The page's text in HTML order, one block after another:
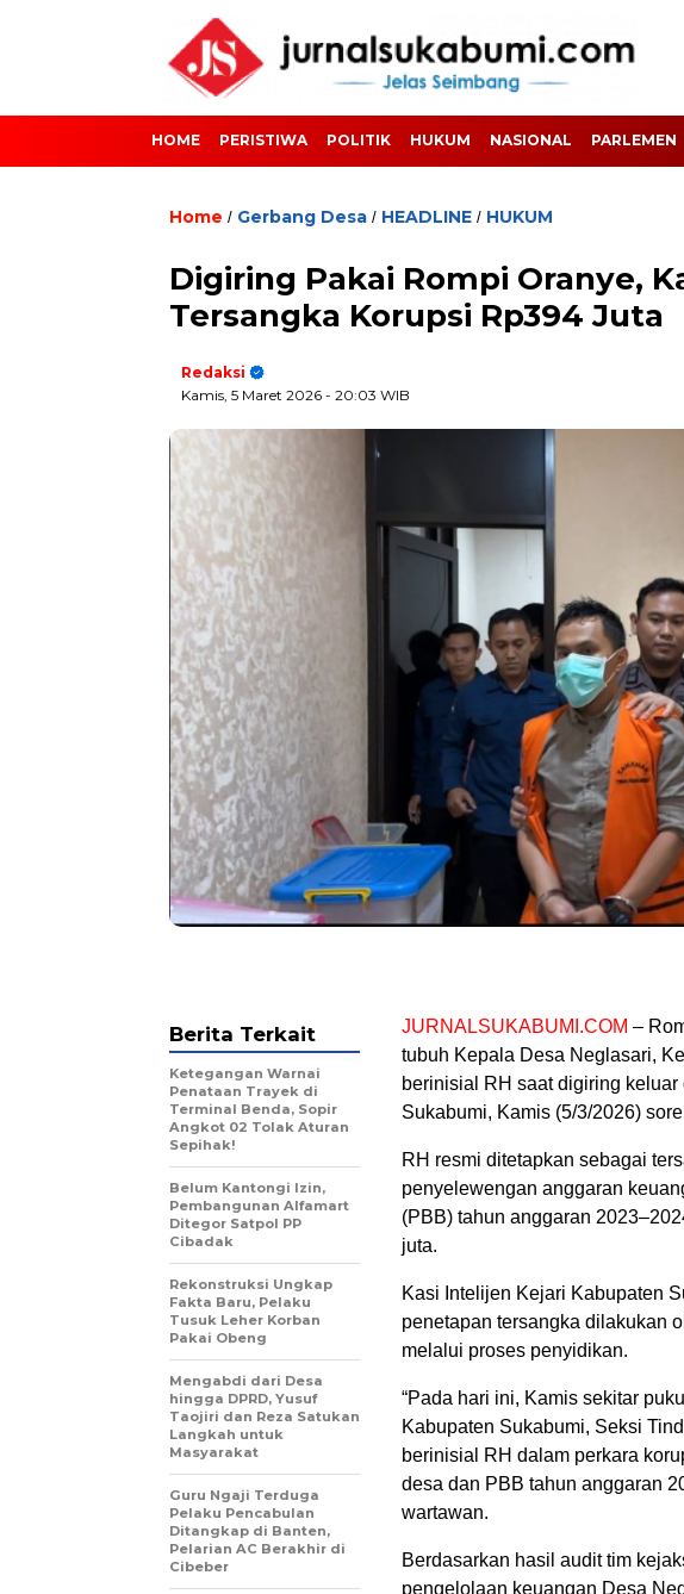
HOME PERISTIWA POLITIK HUKUM NASIONAL PARLEMEN
Home / Gerbang Desa / HEADLINE / HUKUM
Digiring Pakai Rompi Oranye,
Tersangka Korupsi Rp394 Juta
Redaksi
Kamis, 5 Maret 2026 - 20:03 WIB
JURNALSUKABUMI.COM –
tubuh Kepala Desa Neglasari,
berinisial RH saat digiring
Sukabumi, Kamis (5/3/2026)
RH resmi ditetapkan sebagai
penyelewengan anggaran
(PBB) tahun anggaran
juta.
Kasi Intelijen Kejari Kabupaten
penetapan tersangka dilakukan
melalui proses penyidikan.
“Pada hari ini, Kamis sekitar
Kabupaten Sukabumi, Seksi
berinisial RH dalam perkara
desa dan PBB tahun anggaran
wartawan.
Berdasarkan hasil audit tim
pengelolaan keuangan Desa
Berita Terkait
Ketegangan Warnai
Penataan Trayek di
Terminal Benda, Sopir
Angkot 02 Tolak Aturan
Sepihak!
Belum Kantongi Izin,
Pembangunan Alfamart
Ditegor Satpol PP
Cibadak
Rekonstruksi Ungkap
Fakta Baru, Pelaku
Tusuk Leher Korban
Pakai Obeng
Mengabdi dari Desa
hingga DPRD, Yusuf
Taojiri dan Reza Satukan
Langkah untuk
Masyarakat
Guru Ngaji Terduga
Pelaku Pencabulan
Ditangkap di Banten,
Pelarian AC Berakhir di
Cibeber